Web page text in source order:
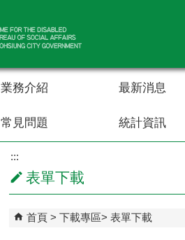
業務介紹 最新消息
常見問題 統計資訊
:::
表單下載
首頁 下載專區 表單下載